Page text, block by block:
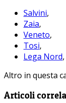
Salvini,
Zaia,
Veneto,
Tosi,
Lega Nord,
Altro in questa
Articoli